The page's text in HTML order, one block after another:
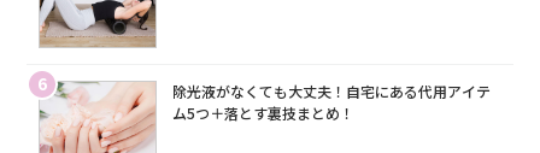
6
除光液がなくても大丈夫！自宅にある代用アイテ
ム5つ＋落とす裏技まとめ！